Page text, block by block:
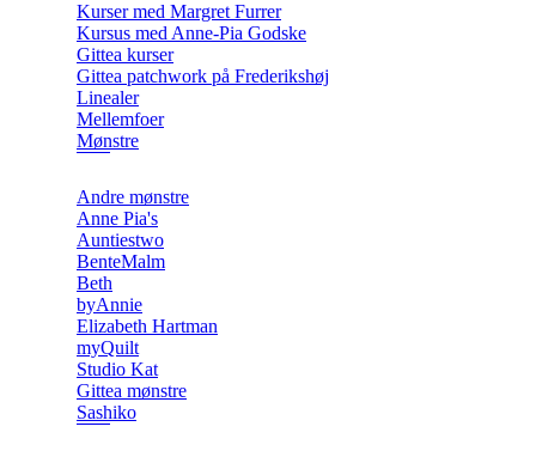
Kurser med Margret Furrer
Kursus med Anne-Pia Godske
Gittea kurser
Gittea patchwork på Frederikshøj
Linealer
Mellemfoer
Mønstre
Andre mønstre
Anne Pia's
Auntiestwo
BenteMalm
Beth
byAnnie
Elizabeth Hartman
myQuilt
Studio Kat
Gittea mønstre
Sashiko